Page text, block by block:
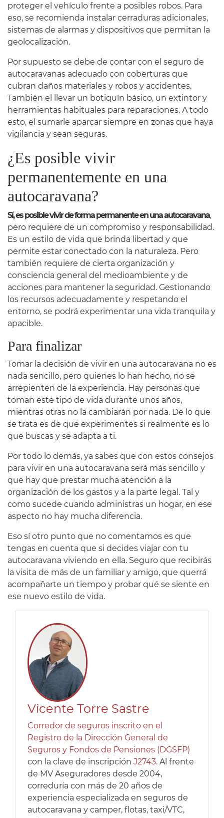
proteger el vehículo frente a posibles robos. Para
eso, se recomienda instalar cerraduras adicionales,
sistemas de alarmas y dispositivos que permitan la
geolocalización.
Por supuesto se debe de contar con el seguro de
autocaravanas adecuado con coberturas que
cubran daños materiales y robos y accidentes.
También el llevar un botiquín básico, un extintor y
herramientas habituales para reparaciones. A todo
esto, el sumarle aparcar siempre en zonas que haya
vigilancia y sean seguras.
¿Es posible vivir
permanentemente en una
autocaravana?
Sí, es posible vivir de forma permanente en una autocaravana,
pero requiere de un compromiso y responsabilidad.
Es un estilo de vida que brinda libertad y que
permite estar conectado con la naturaleza. Pero
también requiere de cierta organización y
consciencia general del medioambiente y de
acciones para mantener la seguridad. Gestionando
los recursos adecuadamente y respetando el
entorno, se podrá experimentar una vida tranquila y
apacible.
Para finalizar
Tomar la decisión de vivir en una autocaravana no es
nada sencillo, pero quienes lo han hecho, no se
arrepienten de la experiencia. Hay personas que
toman este tipo de vida durante unos años,
mientras otras no la cambiarán por nada. De lo que
se trata es de que experimentes si realmente es lo
que buscas y se adapta a ti.
Por todo lo demás, ya sabes que con estos consejos
para vivir en una autocaravana será más sencillo y
que hay que prestar mucha atención a la
organización de los gastos y a la parte legal. Tal y
como sucede cuando administras un hogar, en ese
aspecto no hay mucha diferencia.
Eso sí otro punto que no comentamos es que
tengas en cuenta que si decides viajar con tu
autocaravana viviendo en ella. Seguro que recibirás
la visita de más de un familiar y amigo, que querrá
acompañarte un tiempo y probar qué se siente en
ese nuevo estilo de vida.
Vicente Torre Sastre
Corredor de seguros inscrito en el
Registro de la Dirección General de
Seguros y Fondos de Pensiones (DGSFP)
con la clave de inscripción J2743. Al frente
de MV Aseguradores desde 2004,
correduría con más de 20 años de
experiencia especializada en seguros de
autocaravana y camper, flotas, taxi/VTC,